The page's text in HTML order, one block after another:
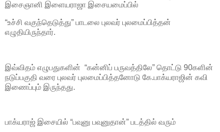
இசைஞானி இளையராஜா இசையமைப்பில்
“உச்சி வகுந்தெடுத்து” பாடலை புலவர் புலமைப்பித்தன்
எழுதியிருந்தார்.
இவ்விதம் எழுபதுகளின் “கன்னிப் பருவத்திலே” தொட்டு 90களின்
நடுப்பகுதி வரை புலவர் புலமைப்பித்தனோடு கே.பாக்யராஜின் கவி
இணைப்பும் இருந்தது.
பாக்யராஜ் இசையில் “பவுனு பவுனுதான்” படத்தில் வரும்